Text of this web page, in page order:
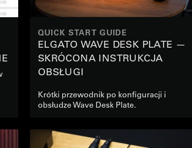
QUICK START GUIDE
ELGATO WAVE DESK PLATE —
SKRÓCONA INSTRUKCJA
OBSŁUGI
Krótki przewodnik po konfiguracji i
obsłudze Wave Desk Plate.